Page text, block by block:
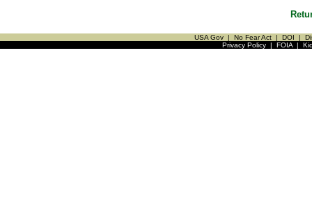
USA Gov | No Fear Act | DOI |
Privacy Policy| FOIA|